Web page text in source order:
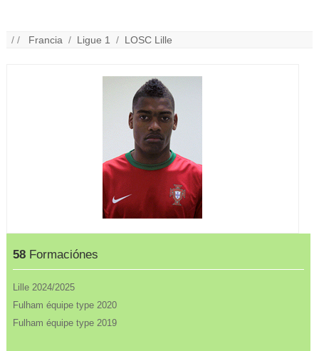
/ / Francia / Ligue 1 / LOSC Lille
58 Formaciónes
Lille 2024/2025
Fulham équipe type 2020
Fulham équipe type 2019